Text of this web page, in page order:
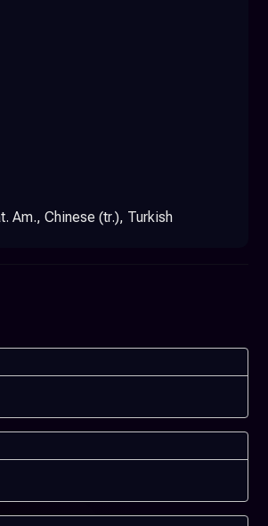
Am., Chinese (tr.), Turkish